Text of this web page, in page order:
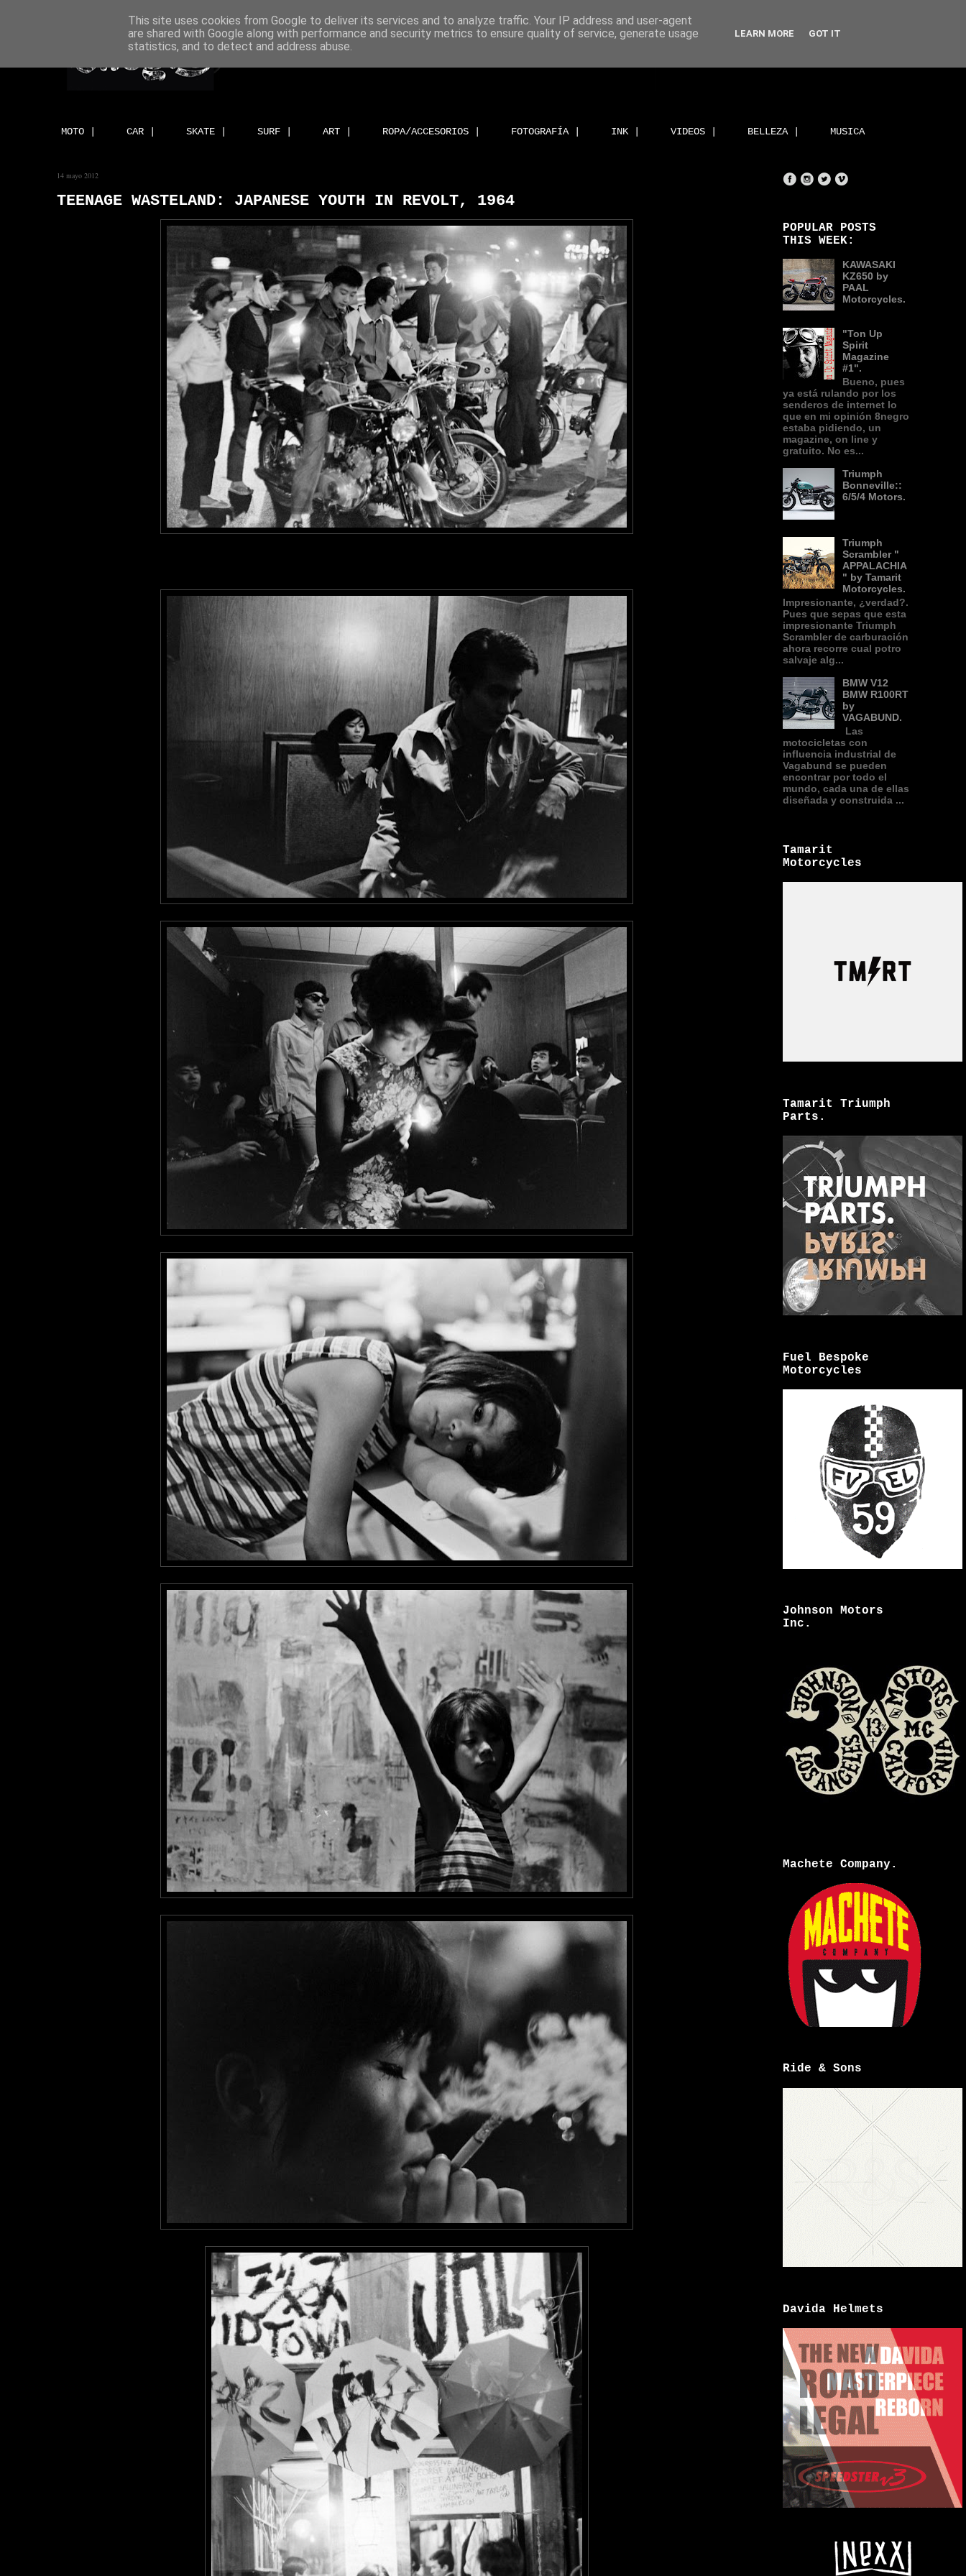
MOTO | CAR | SKATE | SURF | ART | ROPA/ACCESORIOS | FOTOGRAFÍA | INK | VIDEOS | BELLEZA | MUSICA
14 mayo 2012
TEENAGE WASTELAND: JAPANESE YOUTH IN REVOLT, 1964
POPULAR POSTS
THIS WEEK:
KAWASAKI
KZ650 by
PAAL
Motorcycles.
"Ton Up
Spirit
Magazine
#1".
Bueno, pues
ya está rulando por los
senderos de internet lo
que en mi opinión 8negro
estaba pidiendo, un
magazine, on line y
gratuito. No es...
Triumph
Bonneville::
6/5/4 Motors.
Triumph
Scrambler "
APPALACHIA
" by Tamarit
Motorcycles.
Impresionante, ¿verdad?.
Pues que sepas que esta
impresionante Triumph
Scrambler de carburación
ahora recorre cual potro
salvaje alg...
BMW V12
BMW R100RT
by
VAGABUND.
Las
motocicletas con
influencia industrial de
Vagabund se pueden
encontrar por todo el
mundo, cada una de ellas
diseñada y construida ...
Tamarit
Motorcycles
Tamarit Triumph
Parts.
Fuel Bespoke
Motorcycles
Johnson Motors
Inc.
Machete Company.
Ride & Sons
Davida Helmets
This site uses cookies from Google to deliver its services and to analyze traffic. Your IP address and user-agent
are shared with Google along with performance and security metrics to ensure quality of service, generate usage
statistics, and to detect and address abuse.
LEARN MORE GOT IT